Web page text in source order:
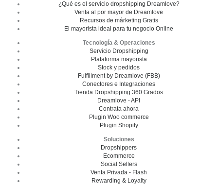
¿Qué es el servicio dropshipping Dreamlove?
Venta al por mayor de Dreamlove
Recursos de márketing Gratis
El mayorista ideal para tu negocio Online
Tecnología & Operaciones
Servicio Dropshipping
Plataforma mayorista
Stock y pedidos
Fulfillment by Dreamlove (FBB)
Conectores e Integraciones
Tienda Dropshipping 360 Grados
Dreamlove - API
Contrata ahora
Plugin Woo commerce
Plugin Shopify
Soluciones
Dropshippers
Ecommerce
Social Sellers
Venta Privada - Flash
Rewarding & Loyalty